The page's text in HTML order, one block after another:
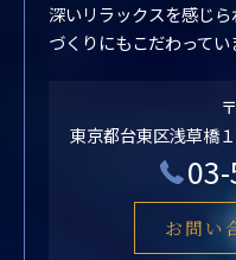
深いリラックスを感じ
づくりにもこだわってい
東京都台東区浅草橋
お問い